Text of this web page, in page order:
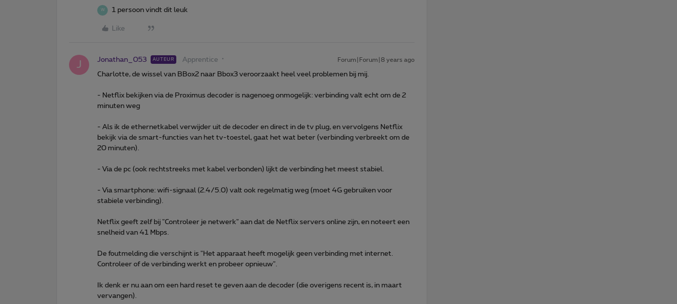
W 1 persoon vindt dit leuk
Like
J Jonathan_053 AUTEUR Apprentice Forum|Forum|8 years ago
Charlotte, de wissel van BBox2 naar Bbox3 veroorzaakt heel veel problemen bij mij.
- Netflix bekijken via de Proximus decoder is nagenoeg onmogelijk: verbinding valt echt om de 2
minuten weg
- Als ik de ethernetkabel verwijder uit de decoder en direct in de tv plug, en vervolgens Netflix
bekijk via de smart-functies van het tv-toestel, gaat het wat beter (verbinding verbreekt om de
20 minuten).
- Via de pc (ook rechtstreeks met kabel verbonden) lijkt de verbinding het meest stabiel.
- Via smartphone: wifi-signaal (2.4/5.0) valt ook regelmatig weg (moet 4G gebruiken voor
stabiele verbinding).
Netflix geeft zelf bij "Controleer je netwerk" aan dat de Netflix servers online zijn, en noteert een
snelheid van 41 Mbps.
De foutmelding die verschijnt is "Het apparaat heeft mogelijk geen verbinding met internet.
Controleer of de verbinding werkt en probeer opnieuw".
Ik denk er nu aan om een hard reset te geven aan de decoder (die overigens recent is, in maart
vervangen).